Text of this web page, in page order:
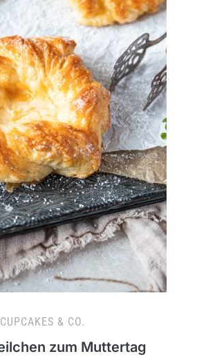
CUPCAKES & CO.
zum Muttertag